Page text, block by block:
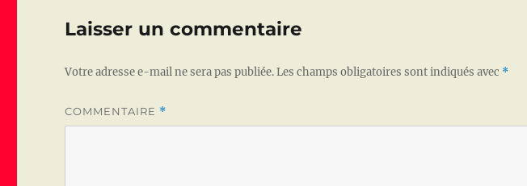
Laisser un commentaire
Votre adresse e-mail ne sera pas publiée.Les champs obligatoires sont indiqués avec *
COMMENTAIRE *